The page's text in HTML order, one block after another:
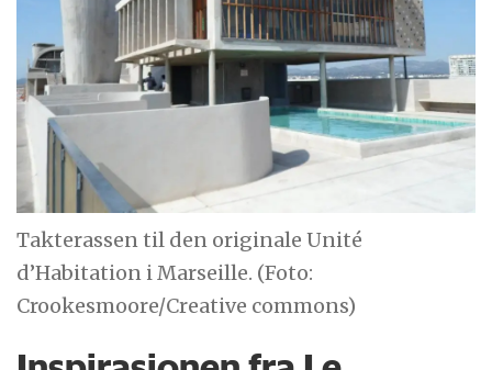
Takterassen til den originale Unité
d’Habitation i Marseille. (Foto:
Crookesmoore/Creative commons)